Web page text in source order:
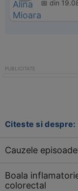
📅 din
Citeste si despre:
Cauzele
Boala
colorectal